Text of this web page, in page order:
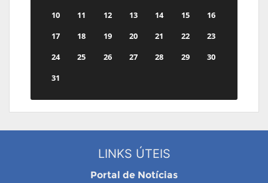
10
11 12 13 14 15
16
17
18 19 20 21 22
23
24
25 26 27 28 29
30
31
LINKS ÚTEIS
Portal de Notícias